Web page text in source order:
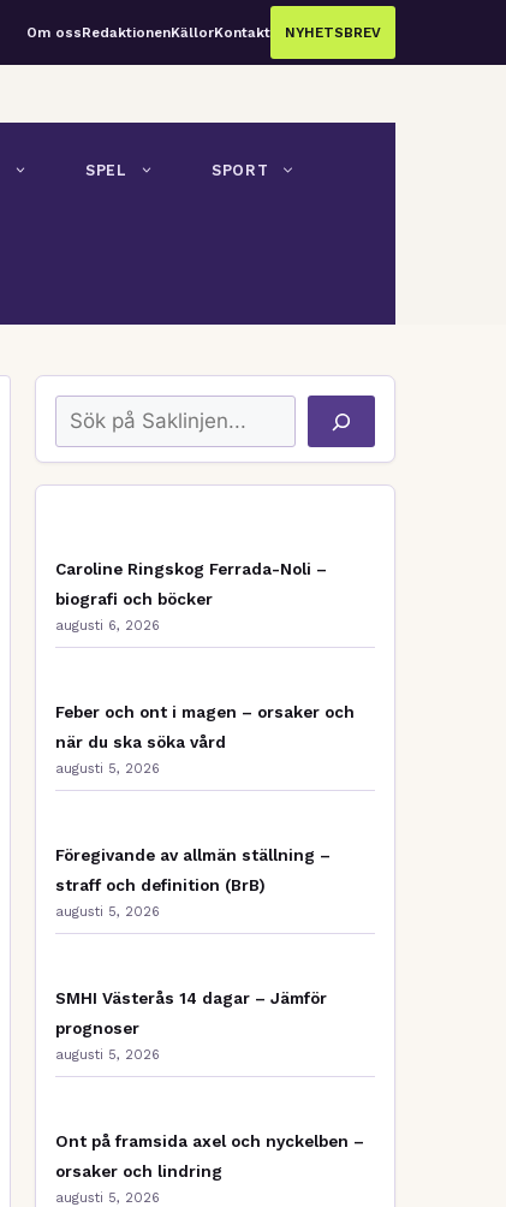
Om ossRedaktionenKällorKontakt NYHETSBREV
SPEL SPORT
Sök
Caroline Ringskog Ferrada-Noli –
biografi och böcker
augusti 6, 2026
Feber och ont i magen – orsaker och
när du ska söka vård
augusti 5, 2026
Föregivande av allmän ställning –
straff och definition (BrB)
augusti 5, 2026
SMHI Västerås 14 dagar – Jämför
prognoser
augusti 5, 2026
Ont på framsida axel och nyckelben –
orsaker och lindring
augusti 5, 2026